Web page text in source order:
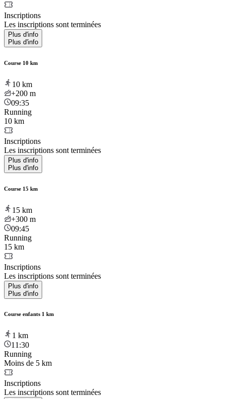
Inscriptions
Les inscriptions sont terminées
Plus d'info
Plus d'info
Course 10 km
10 km
+200 m
09:35
Running
10 km
Inscriptions
Les inscriptions sont terminées
Plus d'info
Plus d'info
Course 15 km
15 km
+300 m
09:45
Running
15 km
Inscriptions
Les inscriptions sont terminées
Plus d'info
Plus d'info
Course enfants 1 km
1 km
11:30
Running
Moins de 5 km
Inscriptions
Les inscriptions sont terminées